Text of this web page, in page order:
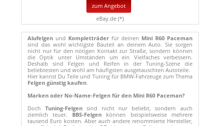
zum Angebot
eBay.de (*)
Alufelgen und Kompletträder für deinen Mini R60 Paceman
sind das wohl wichtigste Bauteil an deinem Auto. Sie sorgen
nicht nur für den nötigen Kontakt zur Straße, sondern können
die Optik unter Umständen um ein Vielfaches verbessern.
Deshalb sind Felgen und Reifen in der Tuning-Szene die
beliebtesten und wohl am häufigsten ausgetauschten Autoteile.
Hier kannst Du Teile und Tuning für BMW-Fahrzeuge zum Thema
Felgen günstig kaufen.
Marken oder No-Name-Felgen für den Mini R60 Paceman?
Doch Tuning-Felgensind nicht nur beliebt, sondern auch
ziemlich teuer. BBS-Felgenkönnen beispielsweise mehrere
tausend Euro kosten. Aber auch andere renommierte Hersteller,